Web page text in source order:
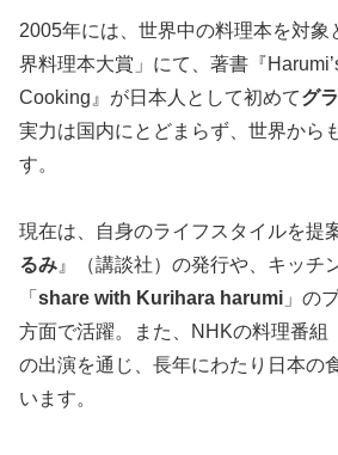
2005年には、世界中の料理本を対象
界料理本大賞」にて、著書『
Cooking』が日本人として初めてグ
実力は国内にとどまらず、世界から
す。
現在は、自身のライフスタイルを提
るみ』（講談社）の発行や、キッチ
「 share with Kurihara harumi 」の
方面で活躍。また、NHKの料理番組
の出演を通じ、長年にわたり日本の
います。